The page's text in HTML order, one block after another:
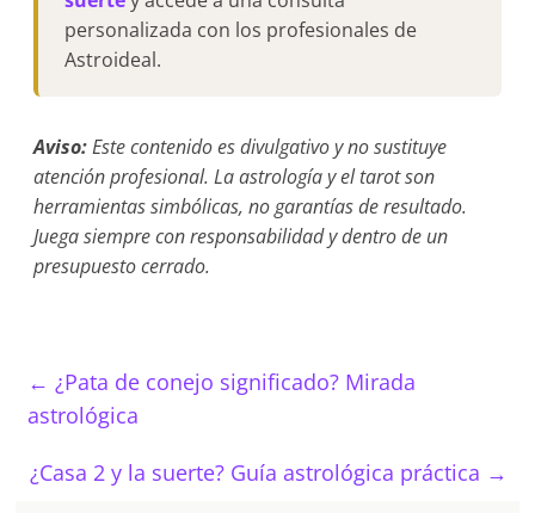
personalizada con los profesionales de
Astroideal.
Aviso:Este contenido es divulgativo y no sustituye
atención profesional. La astrología y el tarot son
herramientas simbólicas, no garantías de resultado.
Juega siempre con responsabilidad y dentro de un
presupuesto cerrado.
← ¿Pata de conejo significado? Mirada
astrológica
¿Casa 2 y la suerte? Guía astrológica práctica →